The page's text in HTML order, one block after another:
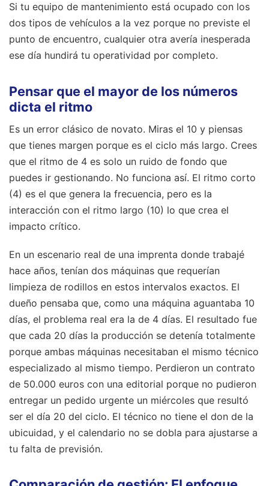
Si tu equipo de mantenimiento está ocupado con los
dos tipos de vehículos a la vez porque no previste el
punto de encuentro, cualquier otra avería inesperada
ese día hundirá tu operatividad por completo.
Pensar que el mayor de los números
dicta el ritmo
Es un error clásico de novato. Miras el 10 y piensas
que tienes margen porque es el ciclo más largo. Crees
que el ritmo de 4 es solo un ruido de fondo que
puedes ir gestionando. No funciona así. El ritmo corto
(4) es el que genera la frecuencia, pero es la
interacción con el ritmo largo (10) lo que crea el
impacto crítico.
En un escenario real de una imprenta donde trabajé
hace años, tenían dos máquinas que requerían
limpieza de rodillos en estos intervalos exactos. El
dueño pensaba que, como una máquina aguantaba 10
días, el problema real era la de 4 días. El resultado fue
que cada 20 días la producción se detenía totalmente
porque ambas máquinas necesitaban el mismo técnico
especializado al mismo tiempo. Perdieron un contrato
de 50.000 euros con una editorial porque no pudieron
entregar un pedido urgente un miércoles que resultó
ser el día 20 del ciclo. El técnico no tiene el don de la
ubicuidad, y el calendario no se dobla para ajustarse a
tu falta de previsión.